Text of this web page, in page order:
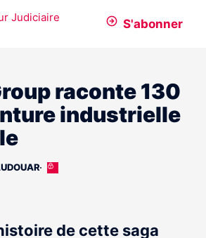
S'abonner
raconte 130
industrielle
Cet
abonnés
de cette saga